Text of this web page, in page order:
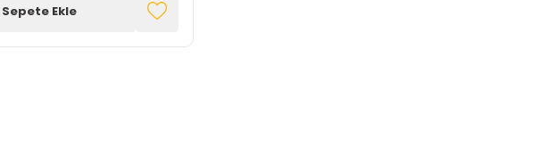
Sepete Ekle